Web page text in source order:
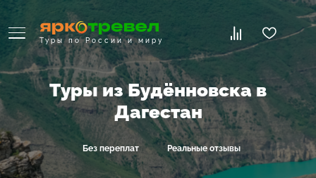
Туры по России и миру
Туры из Будённовска в
Дагестан
Без переплат Реальные отзывы